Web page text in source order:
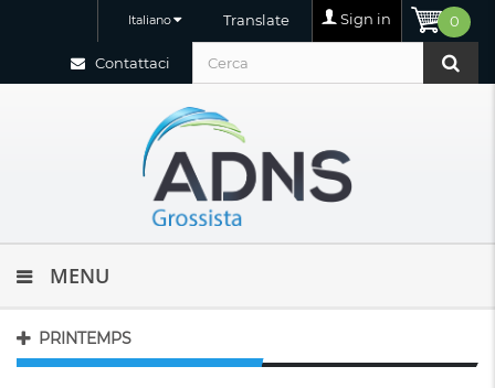
0
Sign in
Translate
Italiano
Contattaci
MENU
PRINTEMPS